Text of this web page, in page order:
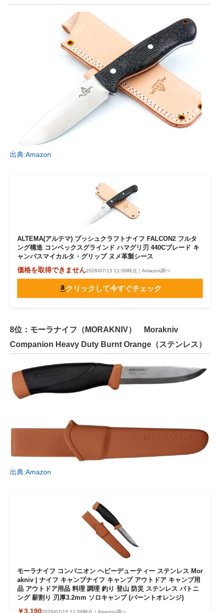
出典:Amazon
ALTEMA(アルテマ) ブッシュクラフトナイフ FALCON2 フルタ
ング構造 コンベックスグラインド ハマグリ刃 440Cブレード キ
ャンバスマイカルタ・グリップ ヌメ革製シース
価格を取得できません2026/07/15 11:06時点｜Amazon調べ
クリックして今すぐチェック
8位：モーラナイフ（MORAKNIV） Morakniv
Companion Heavy Duty Burnt Orange（ステンレス）
出典:Amazon
モーラナイフ コンパニオン ヘビーデューティー ステンレス Mor
akniv | ナイフ キャンプナイフ キャンプ アウトドア キャンプ用
品 アウトドア用品 料理 調理 釣り 登山 防災 ステンレス バトニ
ング 薪割り 刃厚3.2mm ソロキャンプ (バーントオレンジ)
￥3,190